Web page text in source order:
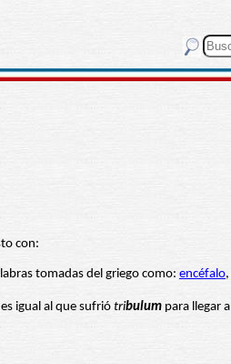
con:
tomadas del griego como: encéfalo,
igual al que sufriótribulum para llegar a